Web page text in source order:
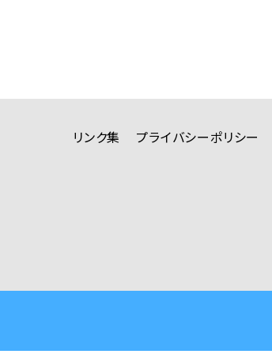
リンク集 プライバシーポリシー